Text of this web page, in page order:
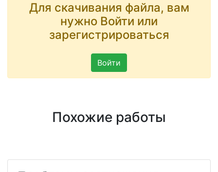
Для скачивания файла, вам
нужно Войти или
зарегистрироваться
Войти
Похожие работы